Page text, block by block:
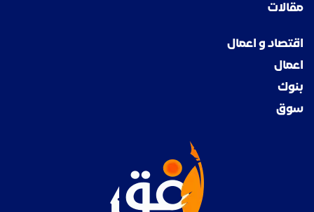
مقالات
اقتصاد و اعمال
اعمال
بنوك
سوق